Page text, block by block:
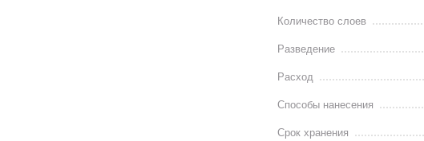
Количество слоев
Разведение
Расход
Способы нанесения
Срок хранения